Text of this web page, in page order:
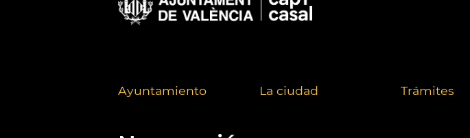
Ayuntamiento La ciudad Trámites